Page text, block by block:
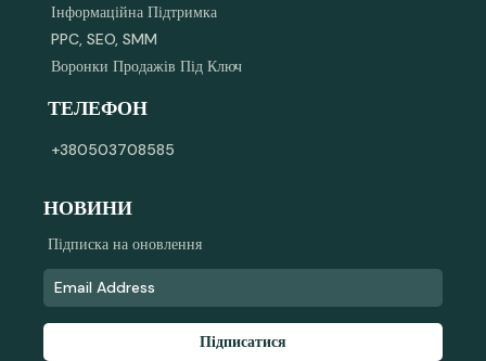
Інформаційна Підтримка
PPC, SEO, SMM
Воронки Продажів Під Ключ
ТЕЛЕФОН
+380503708585
НОВИНИ
Підписка на оновлення
Підписатися